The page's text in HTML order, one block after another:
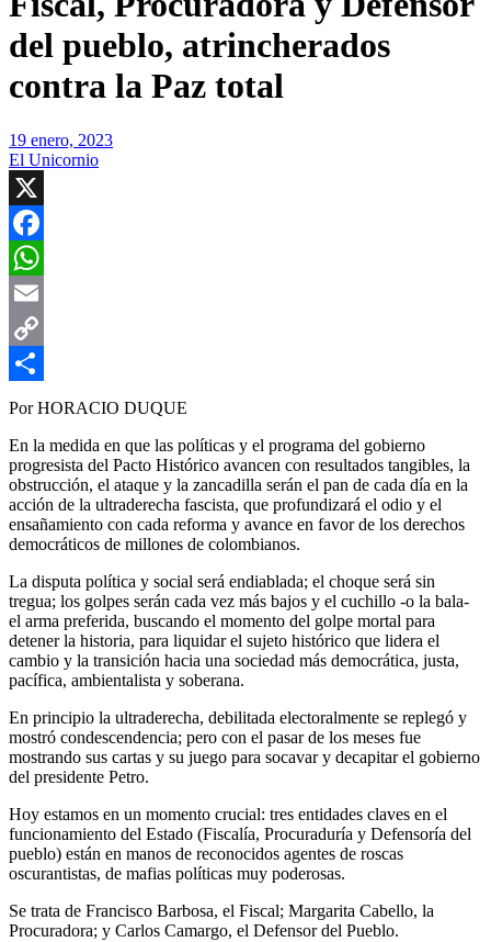
del pueblo, atrincherados
contra la Paz total
19 enero, 2023
El Unicornio
X
Facebook
WhatsApp
Email
Copy
Link
Compartir
Por HORACIO DUQUE
En la medida en que las políticas y el programa del gobierno
progresista del Pacto Histórico avancen con resultados tangibles, la
obstrucción, el ataque y la zancadilla serán el pan de cada día en la
acción de la ultraderecha fascista, que profundizará el odio y el
ensañamiento con cada reforma y avance en favor de los derechos
democráticos de millones de colombianos.
La disputa política y social será endiablada; el choque será sin
tregua; los golpes serán cada vez más bajos y el cuchillo -o la bala-
el arma preferida, buscando el momento del golpe mortal para
detener la historia, para liquidar el sujeto histórico que lidera el
cambio y la transición hacia una sociedad más democrática, justa,
pacífica, ambientalista y soberana.
En principio la ultraderecha, debilitada electoralmente se replegó y
mostró condescendencia; pero con el pasar de los meses fue
mostrando sus cartas y su juego para socavar y decapitar el gobierno
del presidente Petro.
Hoy estamos en un momento crucial: tres entidades claves en el
funcionamiento del Estado (Fiscalía, Procuraduría y Defensoría del
pueblo) están en manos de reconocidos agentes de roscas
oscurantistas, de mafias políticas muy poderosas.
Se trata de Francisco Barbosa, el Fiscal; Margarita Cabello, la
Procuradora; y Carlos Camargo, el Defensor del Pueblo.